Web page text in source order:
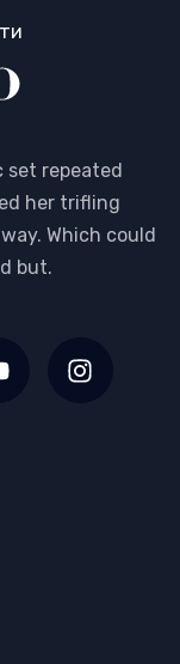
set repeated
her trifling
Which could
but.